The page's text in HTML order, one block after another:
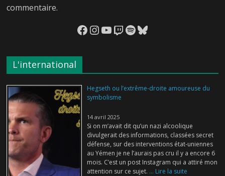
commentaire.
Facebook
Instagram
YouTube
Twitch
Spotify
Bluesky
L'international
Hegseth ou l’extrême-droite amoureuse du
symbolisme
14 avril 2025
Si on m’avait dit qu’un nazi alcoolique
divulgerait des informations, classées secret
défense, sur des interventions état-uniennes
au Yémen je ne l’aurais pas cru il y a encore 6
mois. C’est un post Instagram qui a attiré mon
attention sur ce sujet. ... Lire la suite